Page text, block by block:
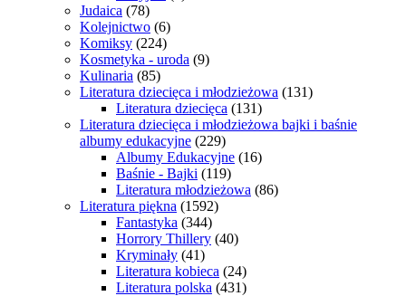
Judaica (78)
Kolejnictwo (6)
Komiksy (224)
Kosmetyka - uroda (9)
Kulinaria (85)
Literatura dziecięca i młodzieżowa (131)
Literatura dziecięca (131)
Literatura dziecięca i młodzieżowa bajki i baśnie
albumy edukacyjne (229)
Albumy Edukacyjne (16)
Baśnie - Bajki (119)
Literatura młodzieżowa (86)
Literatura piękna (1592)
Fantastyka (344)
Horrory Thillery (40)
Kryminały (41)
Literatura kobieca (24)
Literatura polska (431)